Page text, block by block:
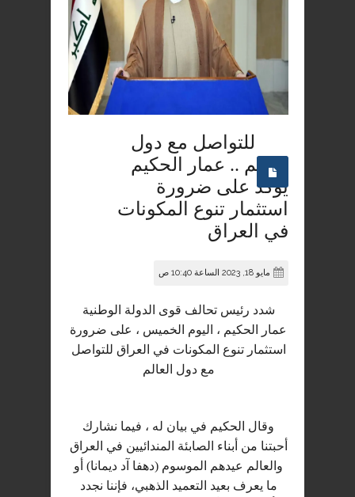
للتواصل مع دول
العالم .. عمار الحكيم
يؤكد على ضرورة
استثمار تنوع المكونات
في العراق
مايو 18, 2023 الساعة 10:40 ص
شدد رئيس تحالف قوى الدولة الوطنية
عمار الحكيم ، اليوم الخميس ، على ضرورة
استثمار تنوع المكونات في العراق للتواصل
مع دول العالم
وقال الحكيم في بيان له ، فيما نشارك
أحبتنا من أبناء الصابئة المندائيين في العراق
والعالم عيدهم الموسوم (دهفا آد ديمانا) أو
ما يعرف بعيد التعميد الذهبي، فإننا نجدد